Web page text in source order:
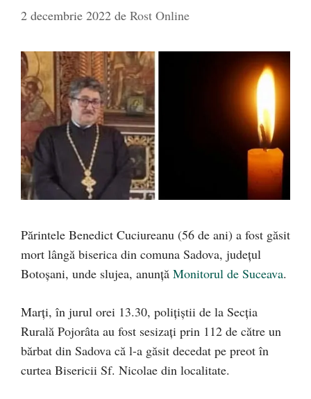
2 decembrie 2022 de Rost Online
Părintele Benedict Cuciureanu (56 de ani) a fost găsit
mort lângă biserica din comuna Sadova, județul
Botoșani, unde slujea, anunță Monitorul de Suceava.
Marți, în jurul orei 13.30, polițiștii de la Secția
Rurală Pojorâta au fost sesizați prin 112 de către un
bărbat din Sadova că l-a găsit decedat pe preot în
curtea Bisericii Sf. Nicolae din localitate.